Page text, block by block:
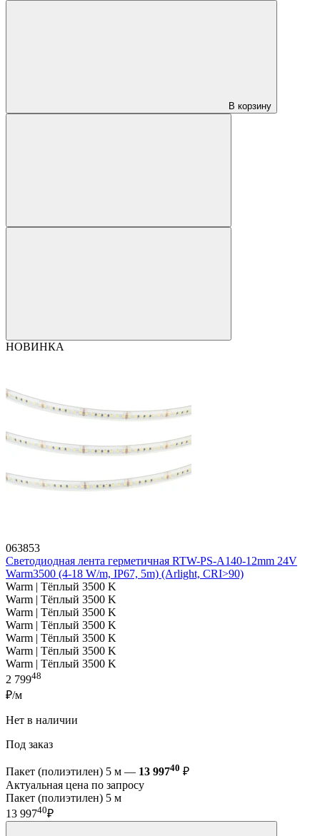
В корзину
НОВИНКА
063853
Светодиодная лента герметичная RTW-PS-A140-12mm 24V
Warm3500 (4-18 W/m, IP67, 5m) (Arlight, CRI>90)
Warm | Тёплый 3500 K
Warm | Тёплый 3500 K
Warm | Тёплый 3500 K
Warm | Тёплый 3500 K
Warm | Тёплый 3500 K
Warm | Тёплый 3500 K
Warm | Тёплый 3500 K
2 79948
₽/м
Нет в наличии
Под заказ
Пакет (полиэтилен) 5 м — 13 99740 ₽
Актуальная цена по запросу
Пакет (полиэтилен) 5 м
13 99740₽